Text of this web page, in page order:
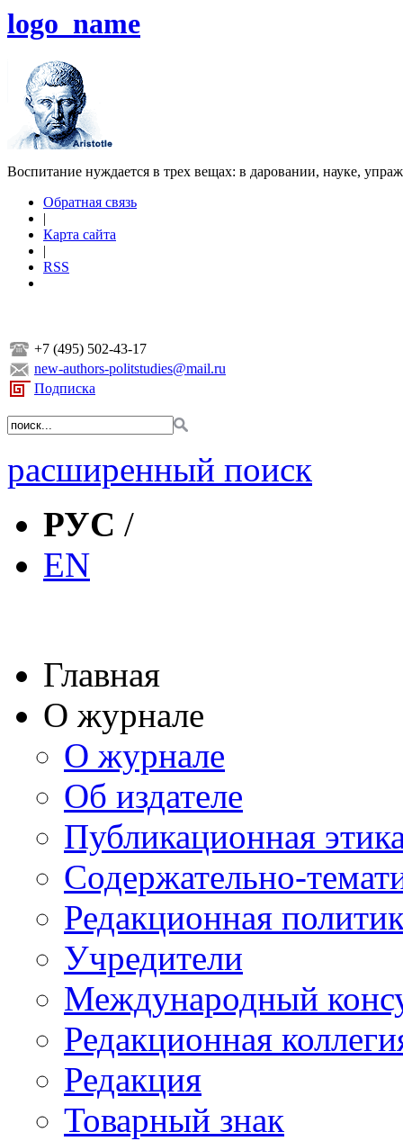
logo_name
Воспитание нуждается в трех вещах: в даровании, науке,
Обратная связь
|
Карта сайта
|
RSS
+7 (495) 502-43-17
new-authors-politstudies@mail.ru
Подписка
расширенный поиск
РУС /
EN
Главная
О журнале
О журнале
Об издателе
Публикационная
Содержательно-
Редакционная
Учредители
Международный
Редакционная
Редакция
Товарный знак